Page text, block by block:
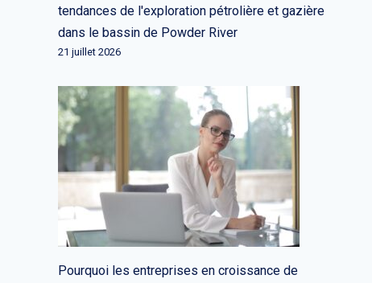
tendances de l'exploration pétrolière et gazière
dans le bassin de Powder River
21 juillet 2026
Pourquoi les entreprises en croissance de